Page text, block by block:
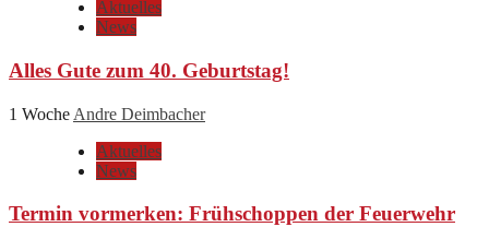
Aktuelles
News
Alles Gute zum 40. Geburtstag!
1 Woche Andre Deimbacher
Aktuelles
News
Termin vormerken: Frühschoppen der Feuerwehr